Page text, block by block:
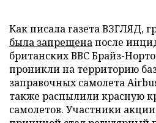
Как писала газета ВЗГЛЯД,
была запрещенапосле
британских ВВС Брайз-
проникли на территорию
заправочных самолета
также распылили красную
самолетов. Участники